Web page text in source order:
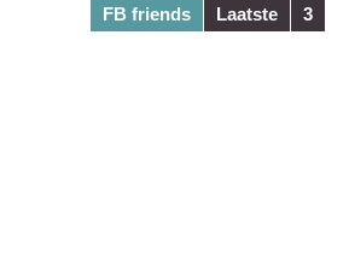
FB friends Laatste 3